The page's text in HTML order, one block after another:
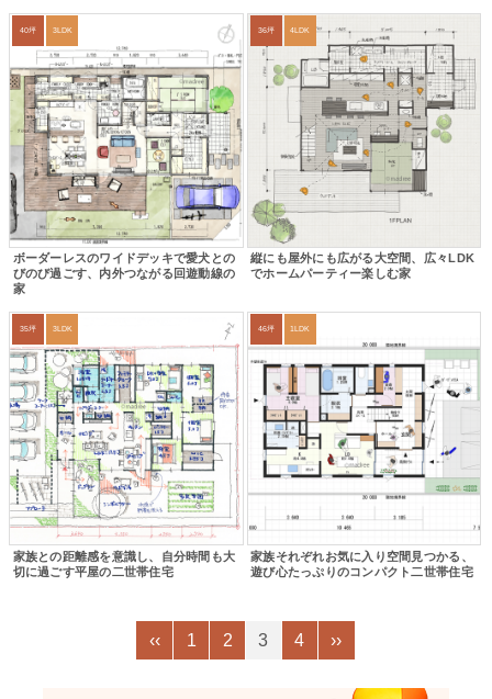
40坪 3LDK
ボーダーレスのワイドデッキで愛犬との
びのび過ごす、内外つながる回遊動線の
家
36坪 4LDK
縦にも屋外にも広がる大空間、広々LDK
でホームパーティー楽しむ家
35坪 3LDK
家族との距離感を意識し、自分時間も大
切に過ごす平屋の二世帯住宅
46坪 1LDK
家族それぞれお気に入り空間見つかる、
遊び心たっぷりのコンパクト二世帯住宅
‹‹ 1 2 3 4 ››